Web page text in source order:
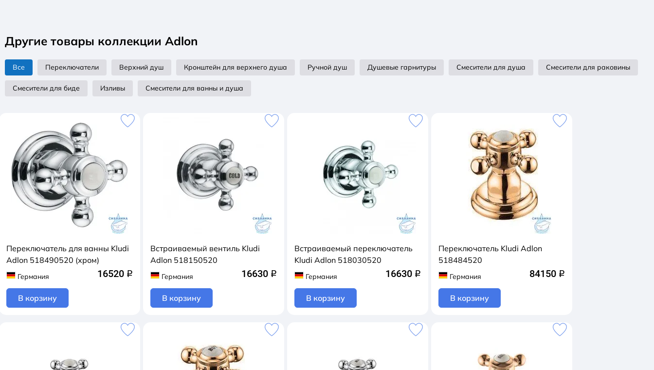
Другие товары коллекции Adlon
Все Переключатели Верхний душ Кронштейн для верхнего душа Ручной душ Душевые гарнитуры Смесители для душа Смесители для раковины
Смесители для биде Изливы Смесители для ванны и душа
Переключатель для ванны Kludi
Adlon 518490520 (хром)
Германия 16520 q
В корзину
Встраиваемый вентиль Kludi
Adlon 518150520
Германия 16630 q
В корзину
Встраиваемый переключатель
Kludi Adlon 518030520
Германия 16630 q
В корзину
Переключатель Kludi Adlon
518484520
Германия 84150 q
В корзину